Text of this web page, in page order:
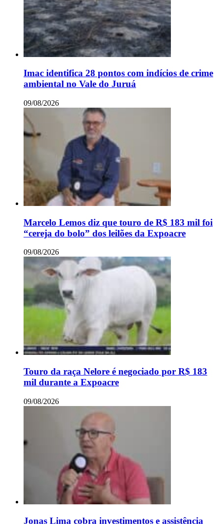
Imac identifica 28 pontos com indícios de crime
ambiental no Vale do Juruá
09/08/2026
Marcelo Lemos diz que touro de R$ 183 mil foi
“cereja do bolo” dos leilões da Expoacre
09/08/2026
Touro da raça Nelore é negociado por R$ 183
mil durante a Expoacre
09/08/2026
Jonas Lima cobra investimentos e assistência